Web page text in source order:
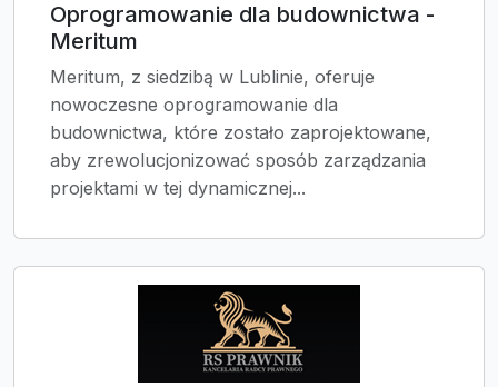
Oprogramowanie dla budownictwa -
Meritum
Meritum, z siedzibą w Lublinie, oferuje
nowoczesne oprogramowanie dla
budownictwa, które zostało zaprojektowane,
aby zrewolucjonizować sposób zarządzania
projektami w tej dynamicznej...